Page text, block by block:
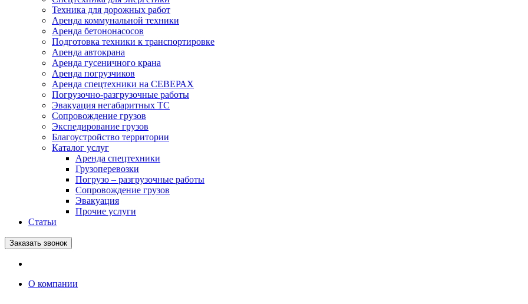
Техника для дорожных работ
Аренда коммунальной техники
Аренда бетононасосов
Подготовка техники к транспортировке
Аренда автокрана
Аренда гусеничного крана
Аренда погрузчиков
Аренда спецтехники на СЕВЕРАХ
Погрузочно-разгрузочные работы
Эвакуация негабаритных ТС
Сопровождение грузов
Экспедирование грузов
Благоустройство территории
Каталог услуг
Аренда спецтехники
Грузоперевозки
Погрузо – разгрузочные работы
Сопровождение грузов
Эвакуация
Прочие услуги
Статьи
Заказать звонок
О компании